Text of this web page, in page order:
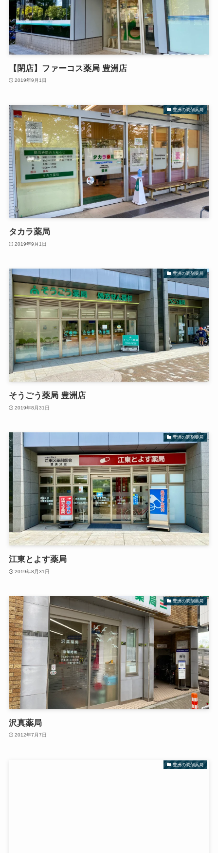
【閉店】ファーコス薬局 豊洲店
2019年9月1日
豊洲の調剤薬局
タカラ薬局
2019年9月1日
豊洲の調剤薬局
そうごう薬局 豊洲店
2019年8月31日
豊洲の調剤薬局
江東とよす薬局
2019年8月31日
豊洲の調剤薬局
沢真薬局
2012年7月7日
豊洲の調剤薬局